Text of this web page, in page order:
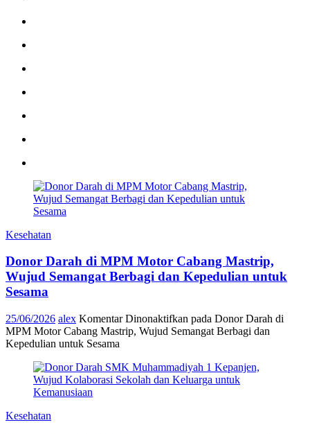
Kesehatan
Donor Darah di MPM Motor Cabang Mastrip,
Wujud Semangat Berbagi dan Kepedulian untuk
Sesama
25/06/2026 alex Komentar Dinonaktifkan pada Donor Darah di
MPM Motor Cabang Mastrip, Wujud Semangat Berbagi dan
Kepedulian untuk Sesama
Kesehatan